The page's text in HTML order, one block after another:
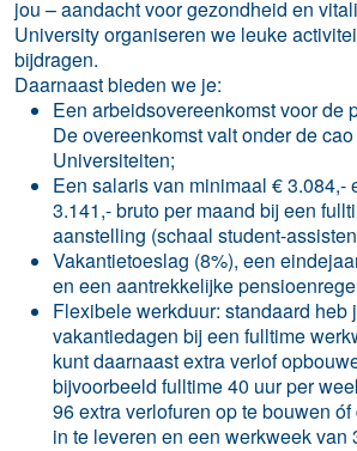
jou – aandacht voor gezondheid en
University organiseren we leuke
bijdragen.
Daarnaast bieden we je:
Een arbeidsovereenkomst voor de
De overeenkomst valt onder de
Universiteiten;
Een salaris van minimaal € 3.084,-
3.141,- bruto per maand bij een
aanstelling (schaal student-
Vakantietoeslag (8%), een
en een aantrekkelijke
Flexibele werkduur: standaard heb
vakantiedagen bij een fulltime
kunt daarnaast extra verlof
bijvoorbeeld fulltime 40 uur per
96 extra verlofuren op te bouwen
in te leveren en een werkweek van